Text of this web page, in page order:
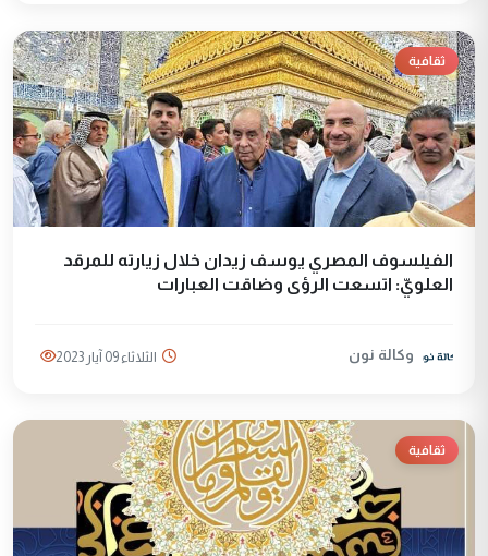
ثقافية
الفيلسوف المصري يوسف زيدان خلال زيارته للمرقد
العلويّ: اتسعت الرؤى وضاقت العبارات
وكالة نون الثلاثاء 09 آيار 2023
ثقافية